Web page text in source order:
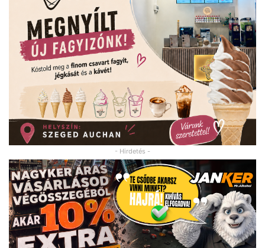
- Hirdetés -